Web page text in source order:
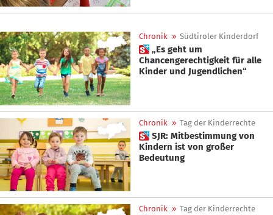
Chronik » Südtiroler Kinderdorf
 „Es geht um
Chancengerechtigkeit für alle
Kinder und Jugendlichen“
Chronik » Tag der Kinderrechte
 SJR: Mitbestimmung von
Kindern ist von großer
Bedeutung
Chronik » Tag der Kinderrechte